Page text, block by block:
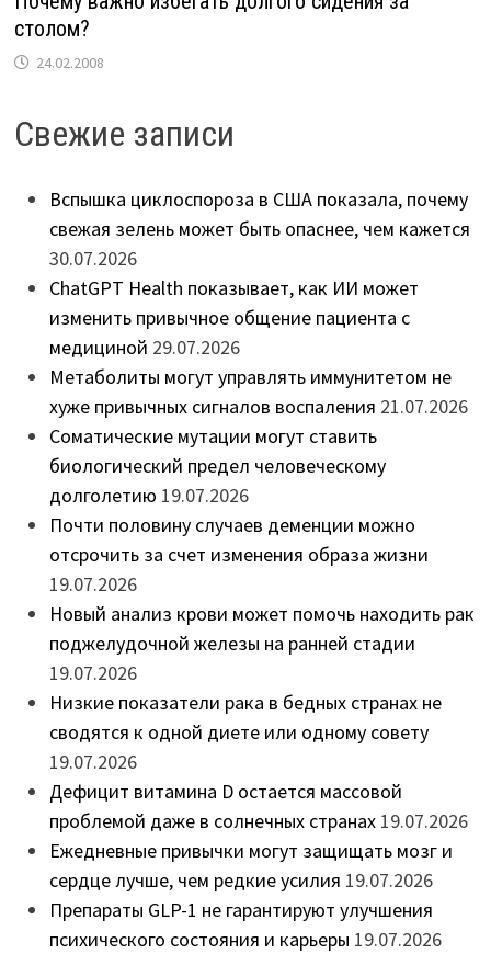
столом?
24.02.2008
Свежие записи
Вспышка циклоспороза в США показала, почему
свежая зелень может быть опаснее, чем кажется
30.07.2026
ChatGPT Health показывает, как ИИ может
изменить привычное общение пациента с
медициной 29.07.2026
Метаболиты могут управлять иммунитетом не
хуже привычных сигналов воспаления 21.07.2026
Соматические мутации могут ставить
биологический предел человеческому
долголетию 19.07.2026
Почти половину случаев деменции можно
отсрочить за счет изменения образа жизни
19.07.2026
Новый анализ крови может помочь находить рак
поджелудочной железы на ранней стадии
19.07.2026
Низкие показатели рака в бедных странах не
сводятся к одной диете или одному совету
19.07.2026
Дефицит витамина D остается массовой
проблемой даже в солнечных странах 19.07.2026
Ежедневные привычки могут защищать мозг и
сердце лучше, чем редкие усилия 19.07.2026
Препараты GLP-1 не гарантируют улучшения
психического состояния и карьеры 19.07.2026